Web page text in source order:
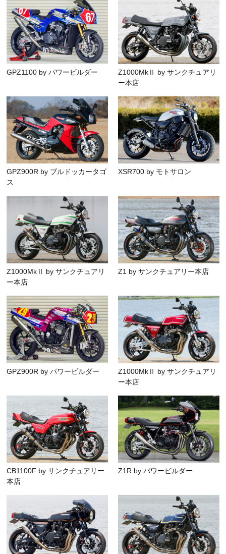
GPZ1100 by パワービルダー
Z1000MkⅡ by サンクチュアリ
ー本店
GPZ900R by ブルドッカータゴ
ス
XSR700 by モトサロン
Z1000MkⅡ by サンクチュアリ
ー本店
Z1 by サンクチュアリー本店
GPZ900R by パワービルダー
Z1000MkⅡ by サンクチュアリ
ー本店
CB1100F by サンクチュアリー
本店
Z1R by パワービルダー